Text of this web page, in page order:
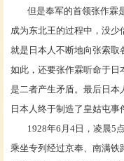
但是奉军的首领张作霖是
成为东北王的过程中，没
就是日本人不断地向张索取
如此，还要张作霖听命于日
是二者产生矛盾。最后日本
日本人终于制造了皇姑屯事
1928年6月4日，凌晨5点
乘坐专列经过京奉、南满铁